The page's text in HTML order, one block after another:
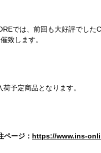
では、前回も大好評でした
致します。
予定商品となります。
ージ： https://www.ins-